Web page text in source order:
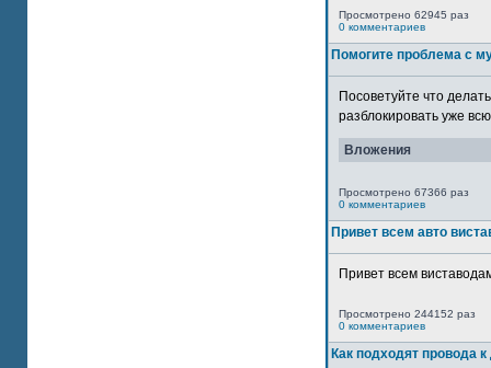
Просмотрено 62945 раз
0 комментариев
Помогите проблема с
Посоветуйте что
разблокировать уже
Вложения
Просмотрено 67366 раз
0 комментариев
Привет всем авто
Привет всем
Просмотрено 244152 раз
0 комментариев
Как подходят провода